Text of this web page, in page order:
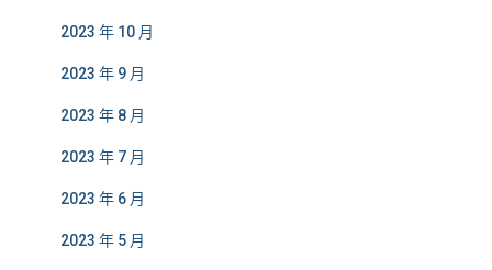
2023 年 10 月
2023 年 9 月
2023 年 8 月
2023 年 7 月
2023 年 6 月
2023 年 5 月